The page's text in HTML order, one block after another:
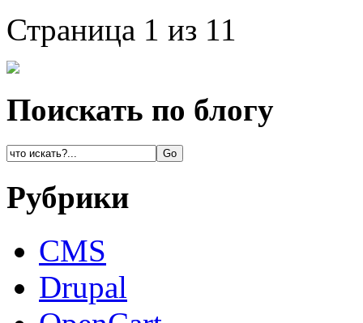
Страница 1 из 11
Поискать по блогу
Рубрики
CMS
Drupal